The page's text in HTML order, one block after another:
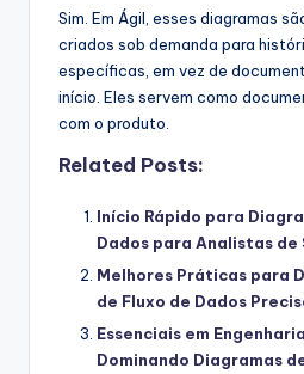
Sim. Em Ágil, esses diagramas
criados sob demanda para
específicas, em vez de
início. Eles servem como
com o produto.
Related Posts:
Início Rápido para
Dados para Analistas de
Melhores Práticas para
de Fluxo de Dados
Essenciais em
Dominando Diagramas